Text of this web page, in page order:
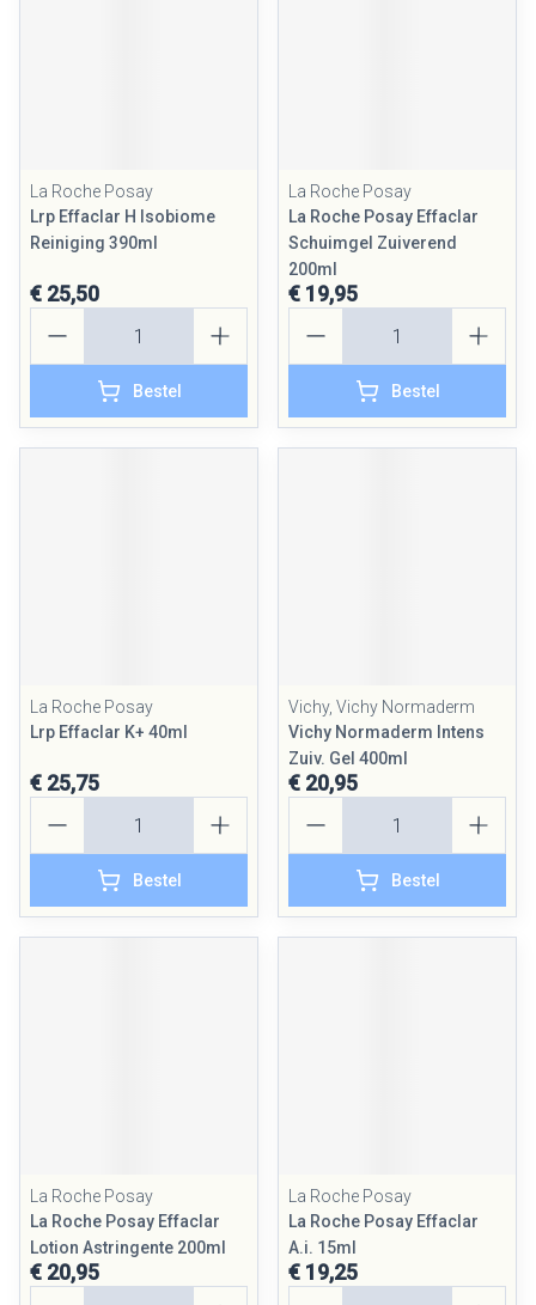
La Roche Posay
Lrp Effaclar H Isobiome
Reiniging 390ml
€ 25,50
Bestel
La Roche Posay
La Roche Posay Effaclar
Schuimgel Zuiverend
200ml
€ 19,95
Bestel
La Roche Posay
Lrp Effaclar K+ 40ml
€ 25,75
Bestel
Vichy, Vichy Normaderm
Vichy Normaderm Intens
Zuiv. Gel 400ml
€ 20,95
Bestel
La Roche Posay
La Roche Posay Effaclar
Lotion Astringente 200ml
€ 20,95
La Roche Posay
La Roche Posay Effaclar
A.i. 15ml
€ 19,25